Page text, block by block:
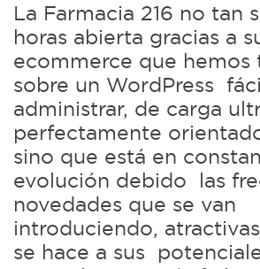
La Farmacia 216 no tan
horas abierta gracias a
ecommerce que hemos
sobre un WordPress
administrar, de carga
perfectamente orientado
sino que está en
evolución debido las
novedades que se van
introduciendo,
se hace a sus